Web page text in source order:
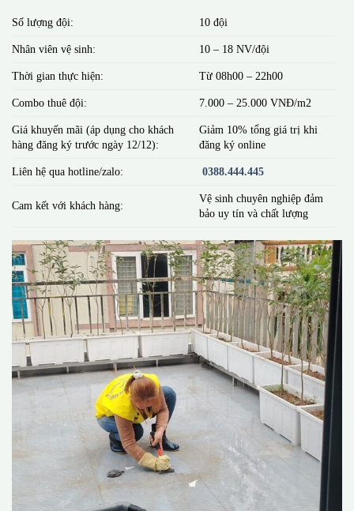
Số lượng đội: 10 đội
Nhân viên vệ sinh: 10 – 18 NV/đội
Thời gian thực hiện: Từ 08h00 – 22h00
Combo thuê đội: 7.000 – 25.000 VNĐ/m2
Giá khuyến mãi (áp dụng cho khách
hàng đăng ký trước ngày 12/12):
Giảm 10% tổng giá trị khi
đăng ký online
Liên hệ qua hotline/zalo: 0388.444.445
Cam kết với khách hàng:
Vệ sinh chuyên nghiệp đảm
bảo uy tín và chất lượng